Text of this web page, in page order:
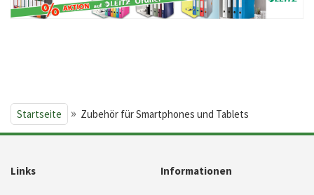
Startseite » Zubehör für Smartphones und Tablets
Links Informationen